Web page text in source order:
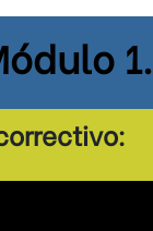
1.